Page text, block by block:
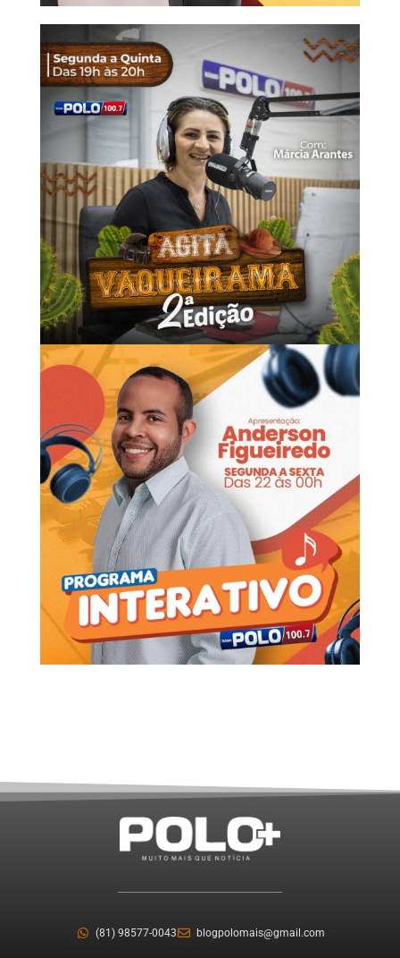
(81) 98577-0043 blogpolomais@gmail.com